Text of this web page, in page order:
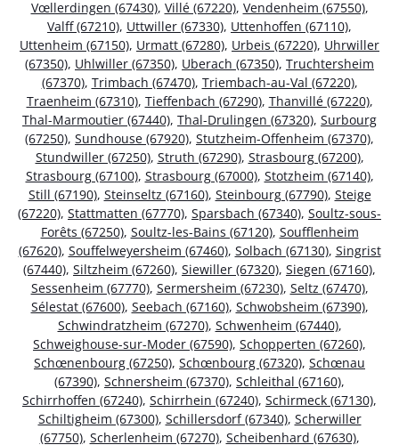
Vœllerdingen (67430), Villé (67220), Vendenheim (67550),
Valff (67210), Uttwiller (67330), Uttenhoffen (67110),
Uttenheim (67150), Urmatt (67280), Urbeis (67220), Uhrwiller
(67350), Uhlwiller (67350), Uberach (67350), Truchtersheim
(67370), Trimbach (67470), Triembach-au-Val (67220),
Traenheim (67310), Tieffenbach (67290), Thanvillé (67220),
Thal-Marmoutier (67440), Thal-Drulingen (67320), Surbourg
(67250), Sundhouse (67920), Stutzheim-Offenheim (67370),
Stundwiller (67250), Struth (67290), Strasbourg (67200),
Strasbourg (67100), Strasbourg (67000), Stotzheim (67140),
Still (67190), Steinseltz (67160), Steinbourg (67790), Steige
(67220), Stattmatten (67770), Sparsbach (67340), Soultz-sous-
Forêts (67250), Soultz-les-Bains (67120), Soufflenheim
(67620), Souffelweyersheim (67460), Solbach (67130), Singrist
(67440), Siltzheim (67260), Siewiller (67320), Siegen (67160),
Sessenheim (67770), Sermersheim (67230), Seltz (67470),
Sélestat (67600), Seebach (67160), Schwobsheim (67390),
Schwindratzheim (67270), Schwenheim (67440),
Schweighouse-sur-Moder (67590), Schopperten (67260),
Schœnenbourg (67250), Schœnbourg (67320), Schœnau
(67390), Schnersheim (67370), Schleithal (67160),
Schirrhoffen (67240), Schirrhein (67240), Schirmeck (67130),
Schiltigheim (67300), Schillersdorf (67340), Scherwiller
(67750), Scherlenheim (67270), Scheibenhard (67630),